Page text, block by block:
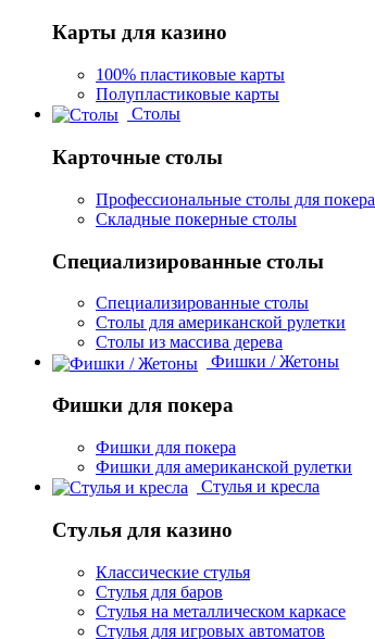
Карты для казино
100% пластиковые карты
Полупластиковые карты
Столы
Карточные столы
Профессиональные столы для покера
Складные покерные столы
Специализированные столы
Специализированные столы
Столы для американской рулетки
Столы из массива дерева
Фишки / Жетоны
Фишки для покера
Фишки для покера
Фишки для американской рулетки
Стулья и кресла
Стулья для казино
Классические стулья
Стулья для баров
Стулья на металлическом каркасе
Стулья для игровых автоматов